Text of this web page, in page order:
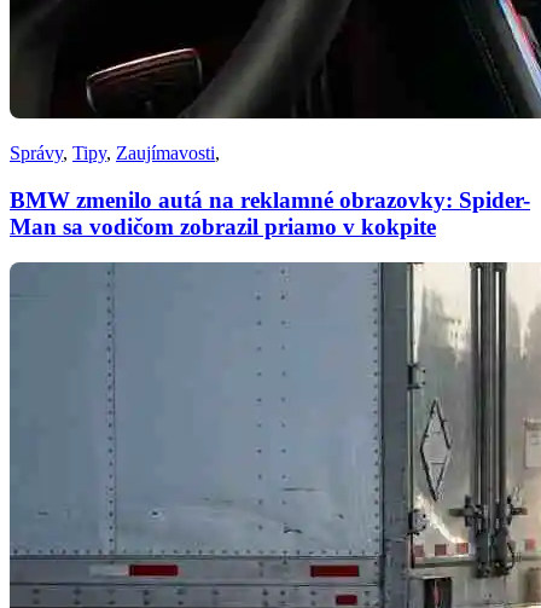
Správy, Tipy, Zaujímavosti,
BMW zmenilo autá na reklamné obrazovky: Spider-
Man sa vodičom zobrazil priamo v kokpite